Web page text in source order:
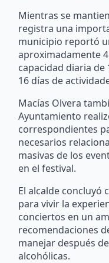
Mientras se
registra una
municipio reportó
aproximadamente
capacidad diaria
16 días de
Macías Olvera
Ayuntamiento
correspondientes
necesarios
masivas de los
en el festival.
El alcalde concluyó
para vivir la
conciertos en un
recomendaciones
manejar después
alcohólicas.